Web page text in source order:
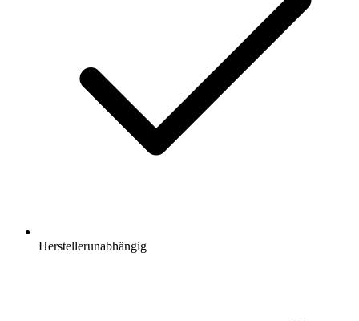
Herstellerunabhängig